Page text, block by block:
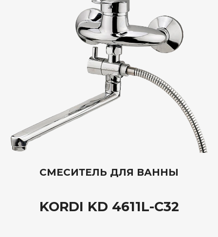
СМЕСИТЕЛЬ ДЛЯ ВАННЫ
KORDI KD 4611L-C32